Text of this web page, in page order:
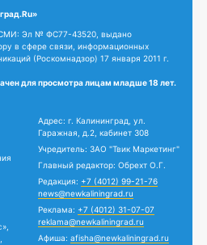
СМИ: Эл № ФС77-43520, выдано
в сфере связи, информационных
(Роскомнадзор) 17 января 2011 г.
для просмотра лицам младше 18 лет.
Адрес: г. Калининград, ул.
Гаражная, д.2, кабинет 308
Учредитель: ЗАО "Твик Маркетинг"
Главный редактор: Обрехт О.Г.
Редакция: +7 (4012) 99-21-76
news@newkaliningrad.ru
Реклама: +7 (4012) 31-07-07
reklama@newkaliningrad.ru
Афиша: afisha@newkaliningrad.ru